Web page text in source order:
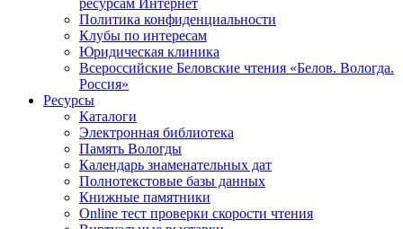
ресурсам Интернет
Политика конфиденциальности
Клубы по интересам
Юридическая клиника
Всероссийские Беловские чтения «Белов. Вологда.
Россия»
Ресурсы
Каталоги
Электронная библиотека
Память Вологды
Календарь знаменательных дат
Полнотекстовые базы данных
Книжные памятники
Online тест проверки скорости чтения